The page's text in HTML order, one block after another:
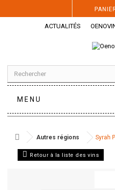
ACTUALITÉS
MENU
Autres régions Syrah
Retour à la liste des vins